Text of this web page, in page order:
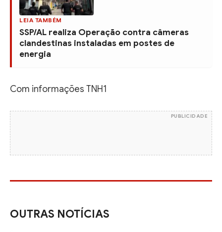
LEIA TAMBÉM
SSP/AL realiza Operação contra câmeras
clandestinas instaladas em postes de
energia
Com informações TNH1
PUBLICIDADE
OUTRAS NOTÍCIAS